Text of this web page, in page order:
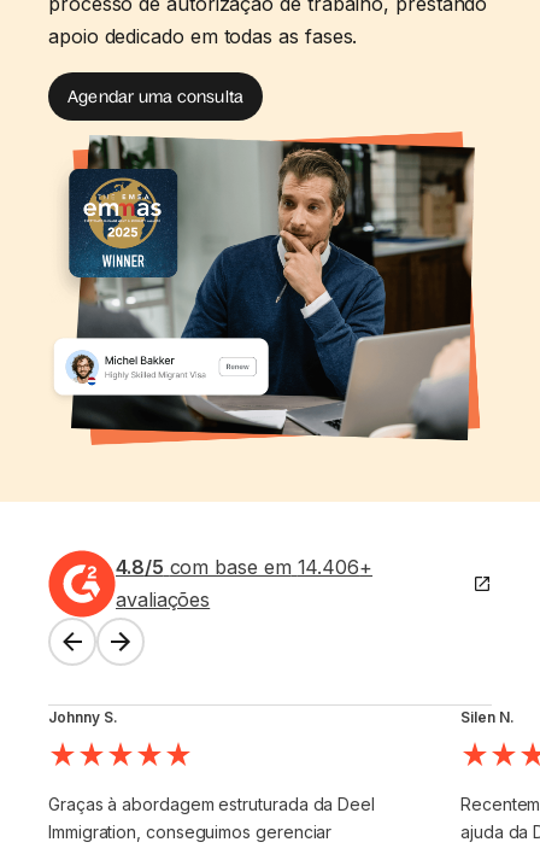
apoio dedicado em todas as fases.
Agendar uma consulta
4.8/5 com base em 14.406+
avaliações
Johnny S.
Graças à abordagem estruturada da Deel
Immigration, conseguimos gerenciar
Silen N.
ajuda da